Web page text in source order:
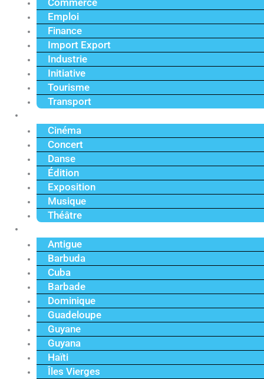
Commerce
Emploi
Finance
Import Export
Industrie
Initiative
Tourisme
Transport
Cinéma
Concert
Danse
Édition
Exposition
Musique
Théâtre
Antigue
Barbuda
Cuba
Barbade
Dominique
Guadeloupe
Guyane
Guyana
Haïti
Îles Vierges